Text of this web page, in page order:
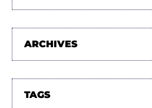
ARCHIVES
TAGS